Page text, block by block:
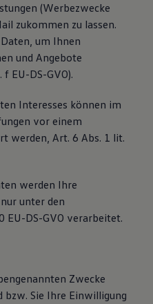
(Werbezwecke
zukommen zu lassen.
um Ihnen
und Angebote
EU-DS-GVO).
Interesses können im
vor einem
werden, Art. 6 Abs. 1 lit.
werden Ihre
unter den
EU-DS-GVO verarbeitet.
Zwecke
Sie Ihre Einwilligung